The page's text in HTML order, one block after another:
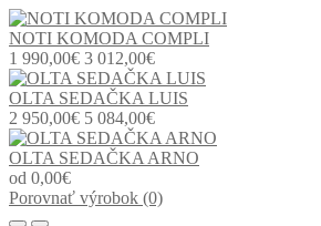
NOTI KOMODA COMPLI
1 990,00€ 3 012,00€
OLTA SEDAČKA LUIS
2 950,00€ 5 084,00€
OLTA SEDAČKA ARNO
od 0,00€
Porovnať výrobok (0)